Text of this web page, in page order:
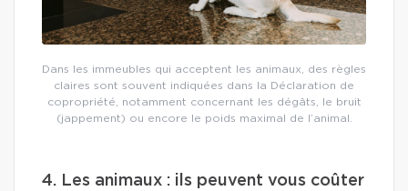
Dans les immeubles qui acceptent les animaux, des règles
claires sont souvent indiquées dans la Déclaration de
copropriété, notamment concernant les dégâts, le bruit
(jappement) ou encore le poids maximal de l’animal.
4. Les animaux : ils peuvent vous coûter